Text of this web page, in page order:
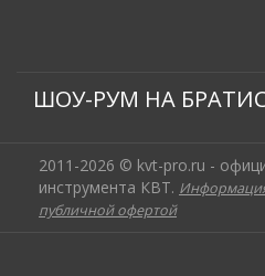
ШОУ-РУМ НА
2011-2026 © kvt-pro.ru -
инструмента КВТ. Информация
публичной офертой